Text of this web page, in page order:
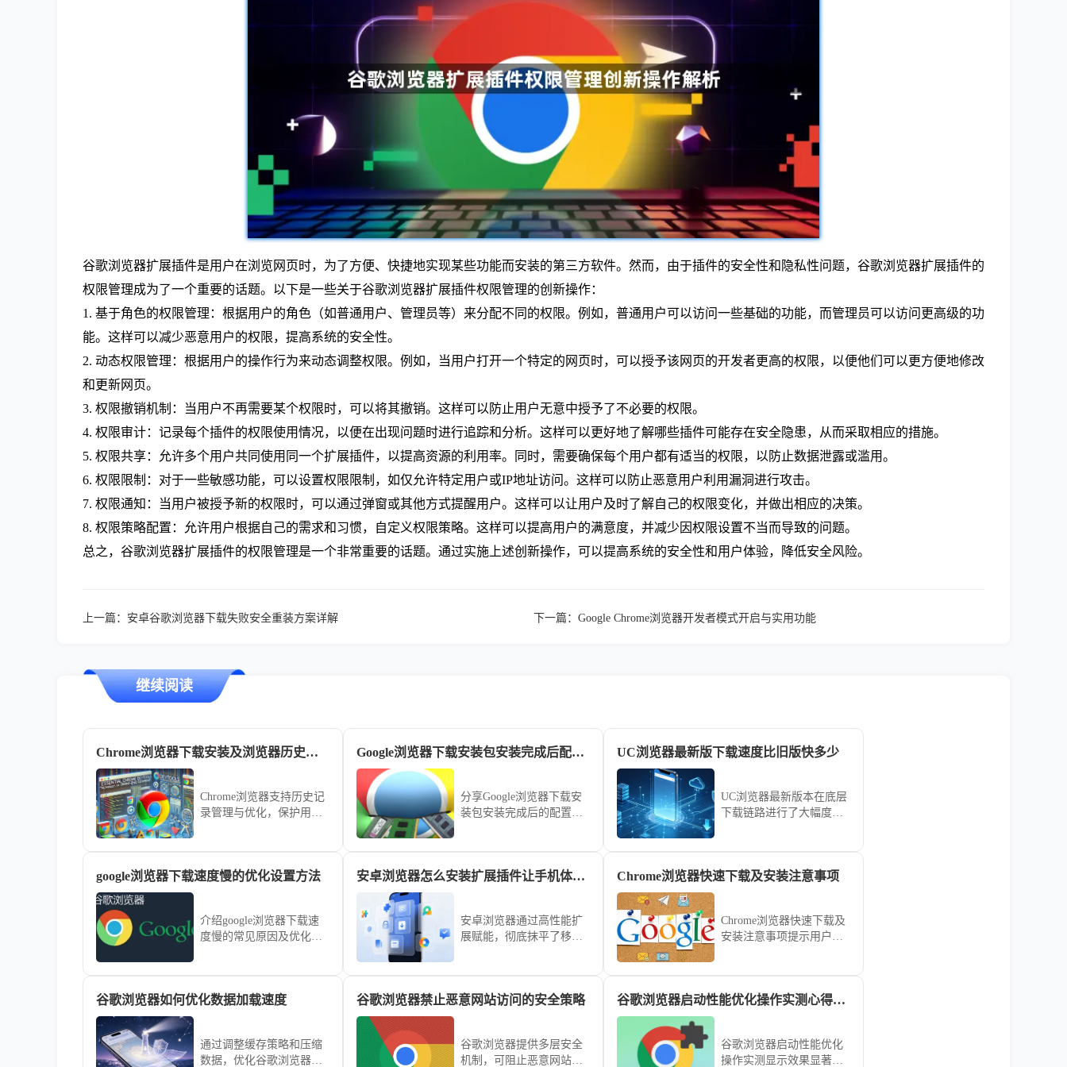
谷歌浏览器扩展插件是用户在浏览网页时，为了方便、快捷地实现某些功能而安装的第三方软件。然而，由于插件的安全性和隐私性问题，谷歌浏览器扩展插件的
权限管理成为了一个重要的话题。以下是一些关于谷歌浏览器扩展插件权限管理的创新操作：
1. 基于角色的权限管理：根据用户的角色（如普通用户、管理员等）来分配不同的权限。例如，普通用户可以访问一些基础的功能，而管理员可以访问更高级的功
能。这样可以减少恶意用户的权限，提高系统的安全性。
2. 动态权限管理：根据用户的操作行为来动态调整权限。例如，当用户打开一个特定的网页时，可以授予该网页的开发者更高的权限，以便他们可以更方便地修改
和更新网页。
3. 权限撤销机制：当用户不再需要某个权限时，可以将其撤销。这样可以防止用户无意中授予了不必要的权限。
4. 权限审计：记录每个插件的权限使用情况，以便在出现问题时进行追踪和分析。这样可以更好地了解哪些插件可能存在安全隐患，从而采取相应的措施。
5. 权限共享：允许多个用户共同使用同一个扩展插件，以提高资源的利用率。同时，需要确保每个用户都有适当的权限，以防止数据泄露或滥用。
6. 权限限制：对于一些敏感功能，可以设置权限限制，如仅允许特定用户或IP地址访问。这样可以防止恶意用户利用漏洞进行攻击。
7. 权限通知：当用户被授予新的权限时，可以通过弹窗或其他方式提醒用户。这样可以让用户及时了解自己的权限变化，并做出相应的决策。
8. 权限策略配置：允许用户根据自己的需求和习惯，自定义权限策略。这样可以提高用户的满意度，并减少因权限设置不当而导致的问题。
总之，谷歌浏览器扩展插件的权限管理是一个非常重要的话题。通过实施上述创新操作，可以提高系统的安全性和用户体验，降低安全风险。
上一篇： 安卓谷歌浏览器下载失败安全重装方案详解 下一篇： Google Chrome浏览器开发者模式开启与实用功能
继续阅读
Chrome浏览器下载安装及浏览器历史记录管理与优化方法
Chrome浏览器支持历史记
录管理与优化，保护用户
Google浏览器下载安装包安装完成后配置推荐
分享Google浏览器下载安
装包安装完成后的配置建
UC浏览器最新版下载速度比旧版快多少
UC浏览器最新版本在底层
下载链路进行了大幅度的
速率上的真实提升幅度，
获取等待时间。
google浏览器下载速度慢的优化设置方法
介绍google浏览器下载速
度慢的常见原因及优化设
安卓浏览器怎么安装扩展插件让手机体验插件功能
安卓浏览器通过高性能扩
展赋能，彻底抹平了移动
瞬时获取专业办公工具，
Chrome浏览器快速下载及安装注意事项
Chrome浏览器快速下载及
安装注意事项提示用户规
谷歌浏览器如何优化数据加载速度
通过调整缓存策略和压缩
数据，优化谷歌浏览器的
谷歌浏览器禁止恶意网站访问的安全策略
谷歌浏览器提供多层安全
机制，可阻止恶意网站访
谷歌浏览器启动性能优化操作实测心得总结
谷歌浏览器启动性能优化
操作实测显示效果显著，